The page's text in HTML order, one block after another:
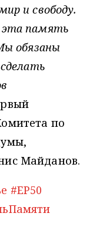
и свободу.
память
обязаны
по
Майданов.
#ЕР50